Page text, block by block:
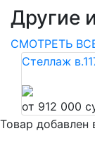
Другие
СМОТРЕТЬ
Стеллаж
от 912 000
Товар добавлен